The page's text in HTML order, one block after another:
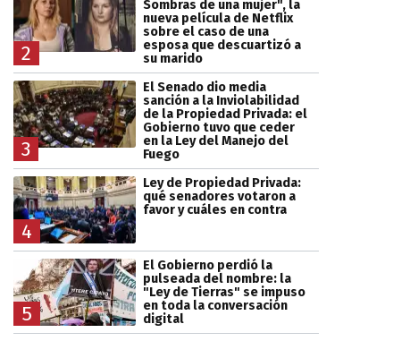
2
Sombras de una mujer", la
nueva película de Netflix
sobre el caso de una
esposa que descuartizó a
su marido
3
El Senado dio media
sanción a la Inviolabilidad
de la Propiedad Privada: el
Gobierno tuvo que ceder
en la Ley del Manejo del
Fuego
4
Ley de Propiedad Privada:
qué senadores votaron a
favor y cuáles en contra
5
El Gobierno perdió la
pulseada del nombre: la
"Ley de Tierras" se impuso
en toda la conversación
digital